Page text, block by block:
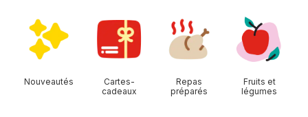
Nouveautés
Cartes-
cadeaux
Repas
préparés
Fruits et
légumes